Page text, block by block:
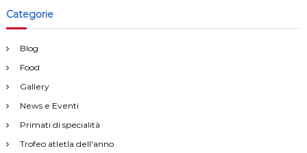
Categorie
Blog
Food
Gallery
News e Eventi
Primati di specialità
Trofeo atletla dell'anno